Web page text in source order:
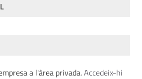
a l'àrea privada.Accedeix-hi